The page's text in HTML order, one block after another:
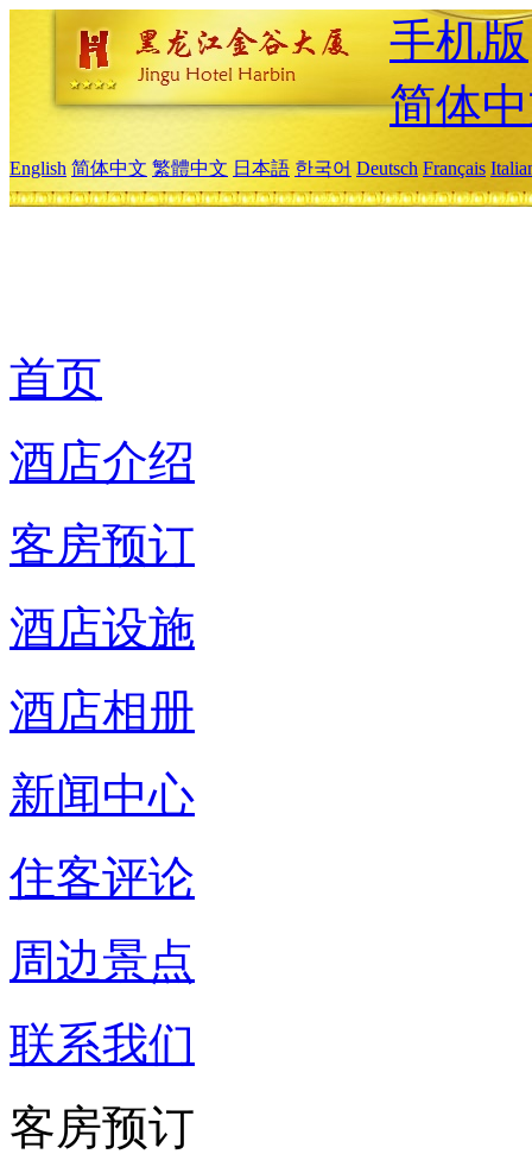
手机版
简体
English 简体中文 繁體中文 日本語 한국어 Deutsch Français
首页
酒店介绍
客房预订
酒店设施
酒店相册
新闻中心
住客评论
周边景点
联系我们
客房预订